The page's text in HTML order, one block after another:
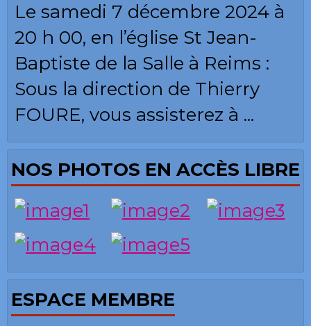
Le samedi 7 décembre 2024 à
20 h 00, en l’église St Jean-
Baptiste de la Salle à Reims :
Sous la direction de Thierry
FOURE, vous assisterez à ...
NOS PHOTOS EN ACCÈS LIBRE
ESPACE MEMBRE